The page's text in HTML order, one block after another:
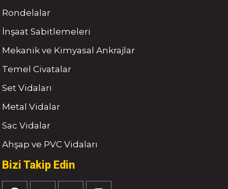
Rondelalar
İnşaat Sabitlemeleri
Mekanik ve Kimyasal Ankrajlar
Temel Civatalar
Set Vidaları
Metal Vidalar
Sac Vidalar
Ahşap ve PVC Vidaları
Bizi Takip Edin